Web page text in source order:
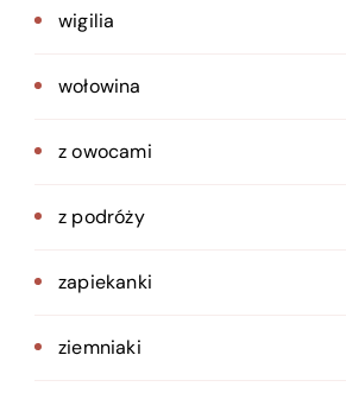
wigilia
wołowina
z owocami
z podróży
zapiekanki
ziemniaki